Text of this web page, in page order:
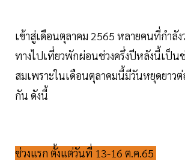
เข้าสู่เดือนตุลาคม 2565 หลายคนที่กำลั
ทางไปเที่ยวพักผ่อนช่วงครึ่งปีหลังนี้เป็นช่
สมเพราะในเดือนตุลาคมนี้มีวันหยุดยาวต่
กัน ดังนี้
ช่วงแรก ตั้งแต่วันที่ 13-16 ต.ค.65